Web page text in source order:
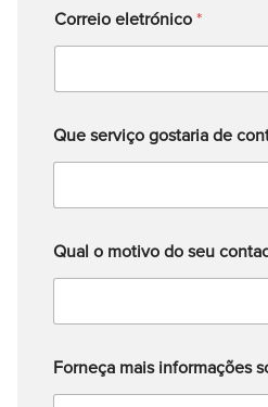
Correio eletrónico*
Que serviço gostaria de
Qual o motivo do seu
Forneça mais informações